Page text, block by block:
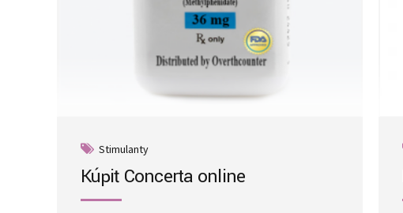
Stimulanty
Kúpiť Concerta online